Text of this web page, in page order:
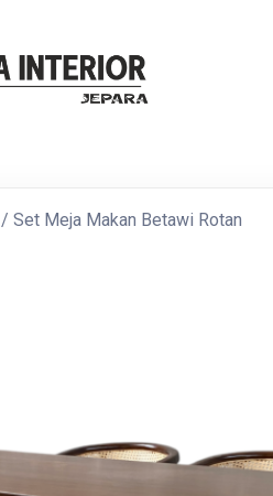
/ Set Meja Makan Betawi Rotan